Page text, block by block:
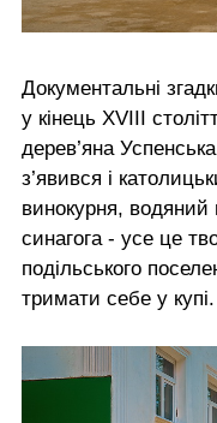
Документальні
у кінець XVIII
дерев’яна
з’явився і
винокурня,
синагога - усе це
подільського
тримати себе у купі.